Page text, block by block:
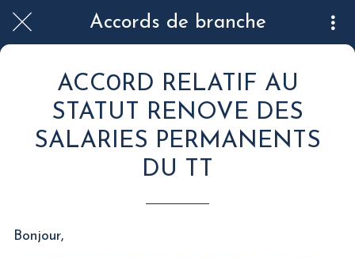
Accords de branche
ACC0RD RELATIF AU
STATUT RENOVE DES
SALARIES PERMANENTS
DU TT
Bonjour,